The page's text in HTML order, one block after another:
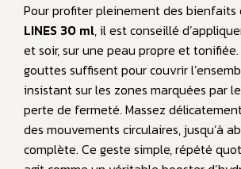
Pour profiter pleinement des bienfaits
LINES 30 ml, il est conseillé
et soir, sur une peau propre et
gouttes suffisent pour couvrir
insistant sur les zones marquées par
perte de fermeté. Massez
des mouvements circulaires, jusqu’à
complète. Ce geste simple, répété